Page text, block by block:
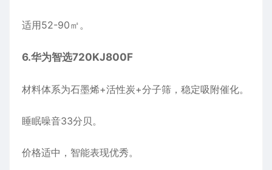
适用52-90㎡。
6.华为智选720KJ800F
材料体系为石墨烯+活性炭+分子筛，稳定吸附催化。
睡眠噪音33分贝。
价格适中，智能表现优秀。